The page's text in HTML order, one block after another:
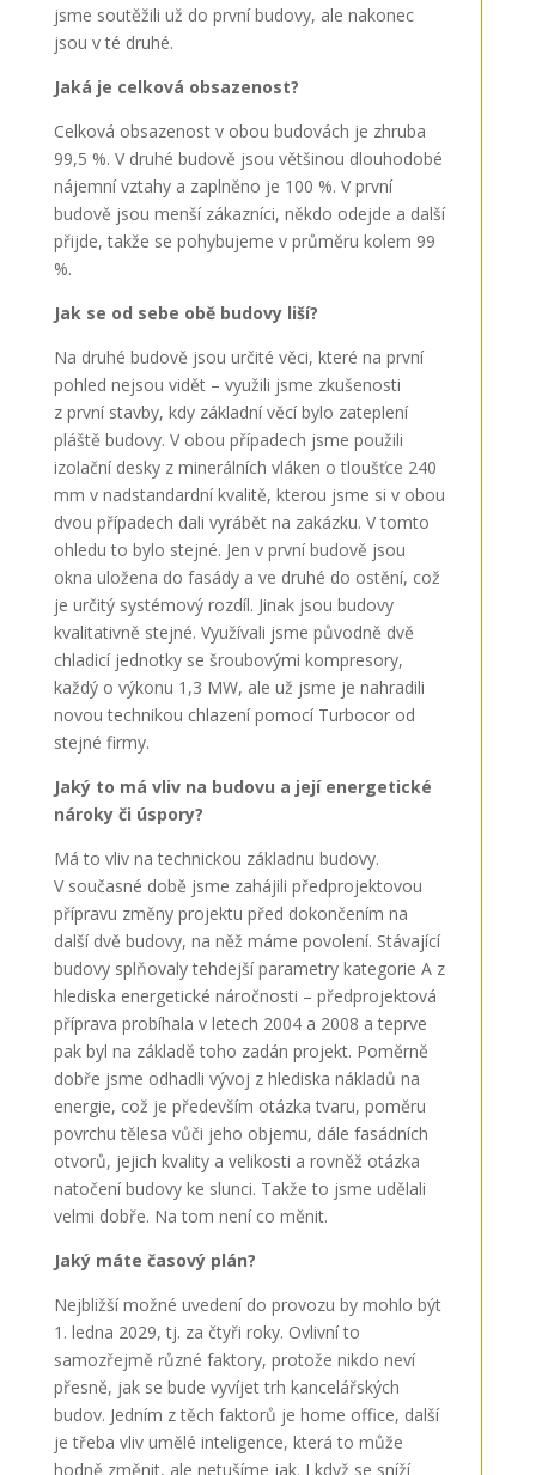
jsme soutěžili už do první budovy, ale nakonec
jsou v té druhé.
Jaká je celková obsazenost?
Celková obsazenost v obou budovách je zhruba
99,5 %. V druhé budově jsou většinou dlouhodobé
nájemní vztahy a zaplněno je 100 %. V první
budově jsou menší zákazníci, někdo odejde a další
přijde, takže se pohybujeme v průměru kolem 99
%.
Jak se od sebe obě budovy liší?
Na druhé budově jsou určité věci, které na první
pohled nejsou vidět – využili jsme zkušenosti
z první stavby, kdy základní věcí bylo zateplení
pláště budovy. V obou případech jsme použili
izolační desky z minerálních vláken o tloušťce 240
mm v nadstandardní kvalitě, kterou jsme si v obou
dvou případech dali vyrábět na zakázku. V tomto
ohledu to bylo stejné. Jen v první budově jsou
okna uložena do fasády a ve druhé do ostění, což
je určitý systémový rozdíl. Jinak jsou budovy
kvalitativně stejné. Využívali jsme původně dvě
chladicí jednotky se šroubovými kompresory,
každý o výkonu 1,3 MW, ale už jsme je nahradili
novou technikou chlazení pomocí Turbocor od
stejné firmy.
Jaký to má vliv na budovu a její energetické
nároky či úspory?
Má to vliv na technickou základnu budovy.
V současné době jsme zahájili předprojektovou
přípravu změny projektu před dokončením na
další dvě budovy, na něž máme povolení. Stávající
budovy splňovaly tehdejší parametry kategorie A z
hlediska energetické náročnosti – předprojektová
příprava probíhala v letech 2004 a 2008 a teprve
pak byl na základě toho zadán projekt. Poměrně
dobře jsme odhadli vývoj z hlediska nákladů na
energie, což je především otázka tvaru, poměru
povrchu tělesa vůči jeho objemu, dále fasádních
otvorů, jejich kvality a velikosti a rovněž otázka
natočení budovy ke slunci. Takže to jsme udělali
velmi dobře. Na tom není co měnit.
Jaký máte časový plán?
Nejbližší možné uvedení do provozu by mohlo být
1. ledna 2029, tj. za čtyři roky. Ovlivní to
samozřejmě různé faktory, protože nikdo neví
přesně, jak se bude vyvíjet trh kancelářských
budov. Jedním z těch faktorů je home office, další
je třeba vliv umělé inteligence, která to může
hodně změnit, ale netušíme jak. I když se sníží